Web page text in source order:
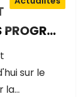
sur le
la…